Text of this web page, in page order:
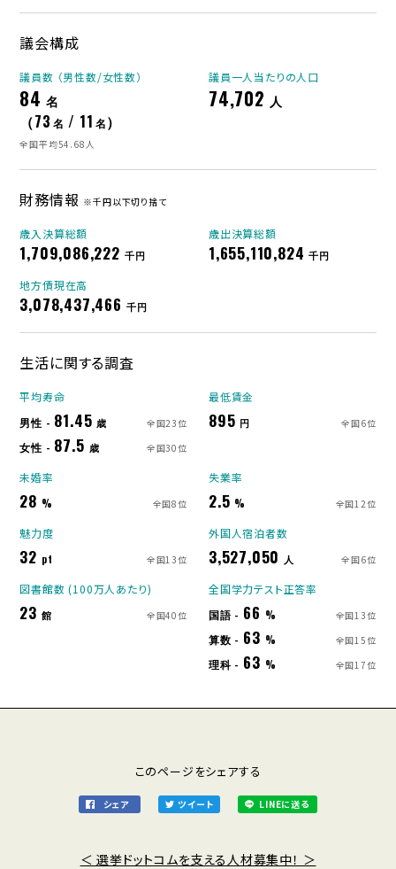
議会構成
議員数 （男性数/女性数）
84 名
（73 名 / 11 名）
全国平均54.68人
議員一人当たりの人口
74,702 人
財務情報 ※千円以下切り捨て
歳入決算総額
1,709,086,222 千円
歳出決算総額
1,655,110,824 千円
地方債現在高
3,078,437,466 千円
生活に関する調査
平均寿命
男性 - 81.45 歳 全国23位
女性 - 87.5 歳 全国30位
最低賃金
895 円 全国6位
未婚率
28 % 全国8位
失業率
2.5 % 全国12位
魅力度
32 pt 全国13位
外国人宿泊者数
3,527,050 人 全国6位
図書館数 (100万人あたり)
23 館 全国40位
全国学力テスト正答率
国語 - 66 % 全国13位
算数 - 63 % 全国15位
理科 - 63 % 全国17位
このページをシェアする
シェア ツイート LINEに送る
＜ 選挙ドットコムを支える人材募集中！ ＞